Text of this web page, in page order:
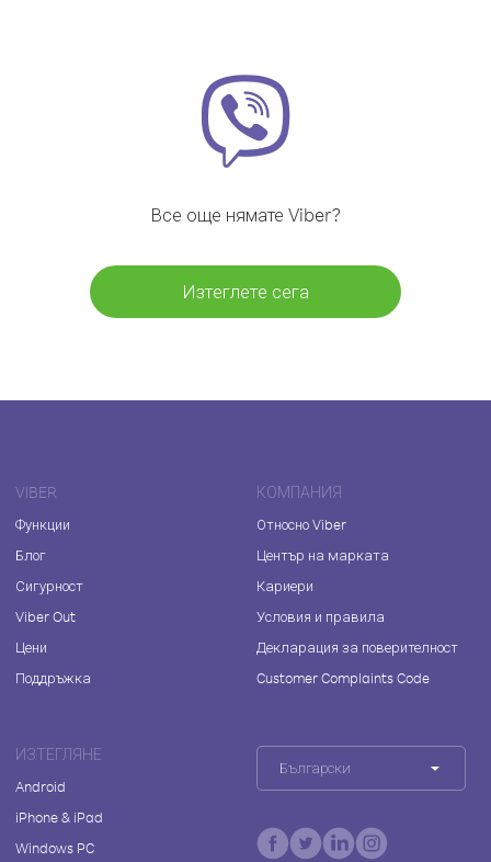
Все още нямате Viber?
Изтеглете сега
VIBER
Функции
Блог
Сигурност
Viber Out
Цени
Поддръжка
КОМПАНИЯ
Относно Viber
Център на марката
Кариери
Условия и правила
Декларация за поверителност
Customer Complaints Code
ИЗТЕГЛЯНЕ
Android
iPhone & iPad
Windows PC
Български